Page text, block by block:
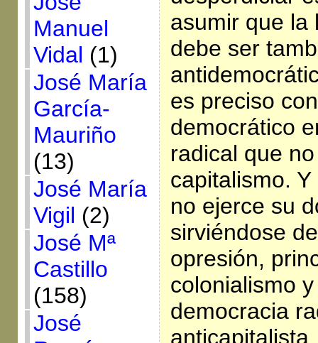
Manuel
Vidal (1)
José María
García-
Mauriño
(13)
José María
Vigil (2)
José Mª
Castillo
(158)
José
asumir que la
debe ser
es preciso
democrático
radical que
capitalismo.
no ejerce su
sirviéndose
opresión,
colonialismo
democracia